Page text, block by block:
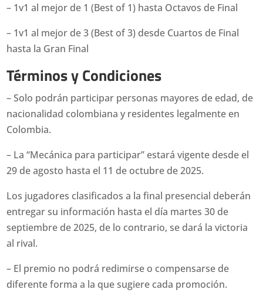
– 1v1 al mejor de 1 (Best of 1) hasta Octavos de Final
– 1v1 al mejor de 3 (Best of 3) desde Cuartos de Final
hasta la Gran Final
Términos y Condiciones
– Solo podrán participar personas mayores de edad, de
nacionalidad colombiana y residentes legalmente en
Colombia.
– La “Mecánica para participar” estará vigente desde el
29 de agosto hasta el 11 de octubre de 2025.
Los jugadores clasificados a la final presencial deberán
entregar su información hasta el día martes 30 de
septiembre de 2025, de lo contrario, se dará la victoria
al rival.
– El premio no podrá redimirse o compensarse de
diferente forma a la que sugiere cada promoción.